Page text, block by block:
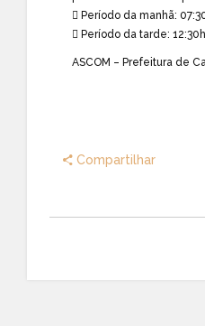
 Período da manhã:
 Período da tarde:
ASCOM – Prefeitura de
Compartilhar